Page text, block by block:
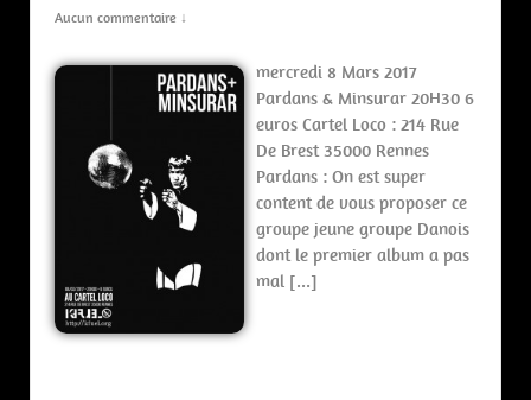
Aucun commentaire ↓
mercredi 8 Mars 2017
Pardans & Minsurar 20H30 6
euros Cartel Loco : 214 Rue
De Brest 35000 Rennes
Pardans : On est super
content de vous proposer ce
groupe jeune groupe Danois
dont le premier album a pas
mal […]